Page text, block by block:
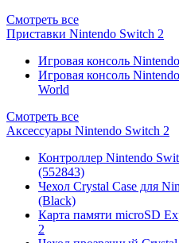
Смотреть все
Приставки Nintendo Switch 2
Игровая консоль
Игровая консоль
World
Смотреть все
Аксессуары Nintendo Switch 2
Контроллер Nintendo
(552843)
Чехол Сrystal Сase для
(Black)
Карта памяти microSD
2